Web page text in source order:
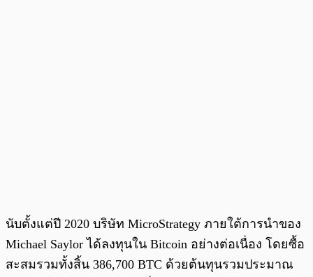
นับตั้งแต่ปี 2020 บริษัท MicroStrategy ภายใต้การนำของ
Michael Saylor ได้ลงทุนใน Bitcoin อย่างต่อเนื่อง โดยซื้อ
สะสมรวมทั้งสิ้น 386,700 BTC ด้วยต้นทุนรวมประมาณ